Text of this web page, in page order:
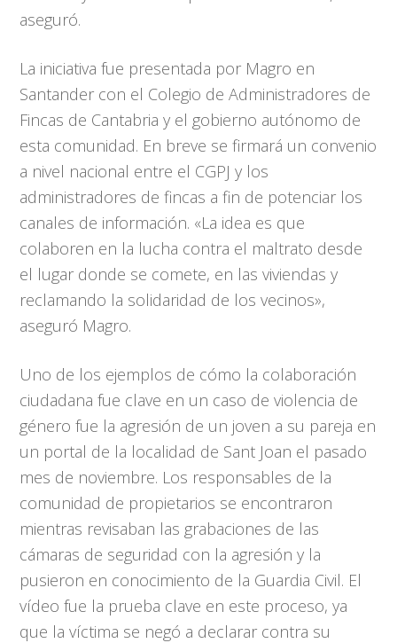
aseguró.
La iniciativa fue presentada por Magro en
Santander con el Colegio de Administradores de
Fincas de Cantabria y el gobierno autónomo de
esta comunidad. En breve se firmará un convenio
a nivel nacional entre el CGPJ y los
administradores de fincas a fin de potenciar los
canales de información. «La idea es que
colaboren en la lucha contra el maltrato desde
el lugar donde se comete, en las viviendas y
reclamando la solidaridad de los vecinos»,
aseguró Magro.
Uno de los ejemplos de cómo la colaboración
ciudadana fue clave en un caso de violencia de
género fue la agresión de un joven a su pareja en
un portal de la localidad de Sant Joan el pasado
mes de noviembre. Los responsables de la
comunidad de propietarios se encontraron
mientras revisaban las grabaciones de las
cámaras de seguridad con la agresión y la
pusieron en conocimiento de la Guardia Civil. El
vídeo fue la prueba clave en este proceso, ya
que la víctima se negó a declarar contra su